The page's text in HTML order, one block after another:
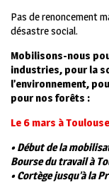
Pas de renoncement
désastre social.
Mobilisons-nous
industries, pour la
l’environnement,
pour nos forêts :
Le 6 mars à
• Début de la
Bourse du travail à
• Cortège jusqu’à la